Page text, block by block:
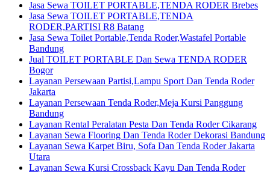
Jasa Sewa TOILET PORTABLE,TENDA RODER Brebes
Jasa Sewa TOILET PORTABLE,TENDA
RODER,PARTISI R8 Batang
Jasa Sewa Toilet Portable,Tenda Roder,Wastafel Portable
Bandung
Jual TOILET PORTABLE Dan Sewa TENDA RODER
Bogor
Layanan Persewaan Partisi,Lampu Sport Dan Tenda Roder
Jakarta
Layanan Persewaan Tenda Roder,Meja Kursi Panggung
Bandung
Layanan Rental Peralatan Pesta Dan Tenda Roder Cikarang
Layanan Sewa Flooring Dan Tenda Roder Dekorasi Bandung
Layanan Sewa Karpet Biru, Sofa Dan Tenda Roder Jakarta
Utara
Layanan Sewa Kursi Crossback Kayu Dan Tenda Roder